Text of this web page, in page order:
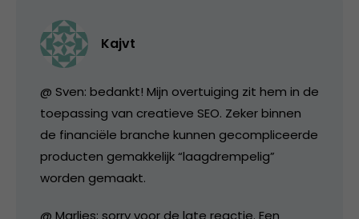
Kajvt
@ Sven: bedankt! Mijn overtuiging zit hem in de
toepassing van creatieve SEO. Zeker binnen
de financiële branche kunnen gecompliceerde
producten gemakkelijk “laagdrempelig”
worden gemaakt.
@ Marlies: sorry voor de late reactie. Een